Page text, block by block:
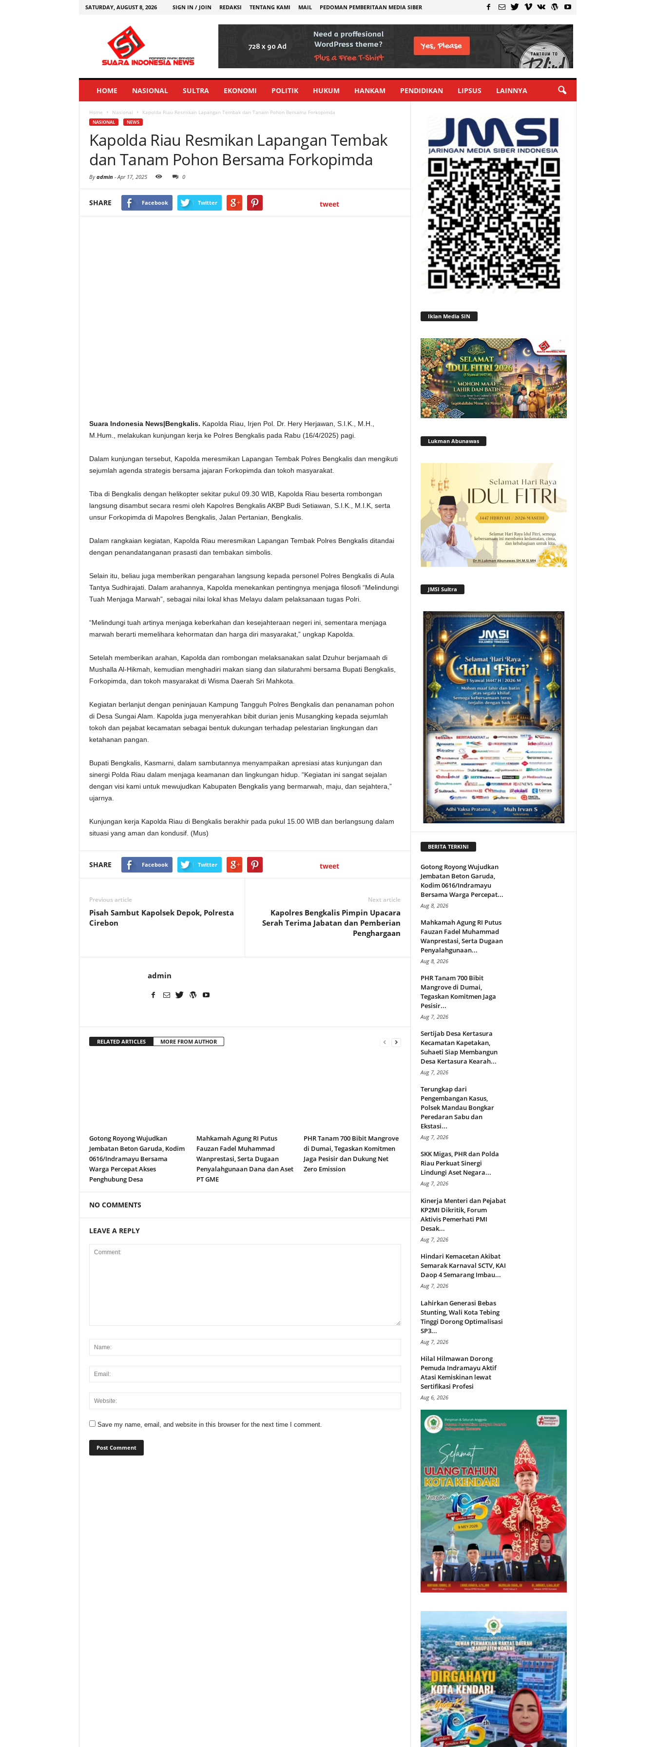
SATURDAY, AUGUST 8, 2026 SIGN IN / JOIN REDAKSI TENTANG KAMI MAIL PEDOMAN PEMBERITAAN MEDIA SIBER
HOME NASIONAL SULTRA EKONOMI POLITIK HUKUM HANKAM PENDIDIKAN LIPSUS LAINNYA
Home Nasional Kapolda Riau Resmikan Lapangan Tembak dan Tanam Pohon Bersama Forkopimda
NASIONAL NEWS
Kapolda Riau Resmikan Lapangan Tembak
dan Tanam Pohon Bersama Forkopimda
Byadmin - Apr 17, 2025 0
SHARE Facebook Twitter tweet
Suara Indonesia News|Bengkalis. Kapolda Riau, Irjen Pol. Dr. Hery Herjawan, S.I.K., M.H.,
M.Hum., melakukan kunjungan kerja ke Polres Bengkalis pada Rabu (16/4/2025) pagi.
Dalam kunjungan tersebut, Kapolda meresmikan Lapangan Tembak Polres Bengkalis dan mengikuti
sejumlah agenda strategis bersama jajaran Forkopimda dan tokoh masyarakat.
Tiba di Bengkalis dengan helikopter sekitar pukul 09.30 WIB, Kapolda Riau beserta rombongan
langsung disambut secara resmi oleh Kapolres Bengkalis AKBP Budi Setiawan, S.I.K., M.I.K, serta
unsur Forkopimda di Mapolres Bengkalis, Jalan Pertanian, Bengkalis.
Dalam rangkaian kegiatan, Kapolda Riau meresmikan Lapangan Tembak Polres Bengkalis ditandai
dengan penandatanganan prasasti dan tembakan simbolis.
Selain itu, beliau juga memberikan pengarahan langsung kepada personel Polres Bengkalis di Aula
Tantya Sudhirajati. Dalam arahannya, Kapolda menekankan pentingnya menjaga filosofi “Melindungi
Tuah Menjaga Marwah”, sebagai nilai lokal khas Melayu dalam pelaksanaan tugas Polri.
“Melindungi tuah artinya menjaga keberkahan dan kesejahteraan negeri ini, sementara menjaga
marwah berarti memelihara kehormatan dan harga diri masyarakat,” ungkap Kapolda.
Setelah memberikan arahan, Kapolda dan rombongan melaksanakan salat Dzuhur berjamaah di
Mushalla Al-Hikmah, kemudian menghadiri makan siang dan silaturahmi bersama Bupati Bengkalis,
Forkopimda, dan tokoh masyarakat di Wisma Daerah Sri Mahkota.
Kegiatan berlanjut dengan peninjauan Kampung Tangguh Polres Bengkalis dan penanaman pohon
di Desa Sungai Alam. Kapolda juga menyerahkan bibit durian jenis Musangking kepada sejumlah
tokoh dan pejabat kecamatan sebagai bentuk dukungan terhadap pelestarian lingkungan dan
ketahanan pangan.
Bupati Bengkalis, Kasmarni, dalam sambutannya menyampaikan apresiasi atas kunjungan dan
sinergi Polda Riau dalam menjaga keamanan dan lingkungan hidup. “Kegiatan ini sangat sejalan
dengan visi kami untuk mewujudkan Kabupaten Bengkalis yang bermarwah, maju, dan sejahtera,”
ujarnya.
Kunjungan kerja Kapolda Riau di Bengkalis berakhir pada pukul 15.00 WIB dan berlangsung dalam
situasi yang aman dan kondusif. (Mus)
SHARE Facebook Twitter tweet
Previous article
Pisah Sambut Kapolsek Depok, Polresta
Cirebon
Next article
Kapolres Bengkalis Pimpin Upacara
Serah Terima Jabatan dan Pemberian
Penghargaan
admin
RELATED ARTICLES MORE FROM AUTHOR
Gotong Royong Wujudkan
Jembatan Beton Garuda, Kodim
0616/Indramayu Bersama
Warga Percepat Akses
Penghubung Desa
Mahkamah Agung RI Putus
Fauzan Fadel Muhammad
Wanprestasi, Serta Dugaan
Penyalahgunaan Dana dan Aset
PT GME
PHR Tanam 700 Bibit Mangrove
di Dumai, Tegaskan Komitmen
Jaga Pesisir dan Dukung Net
Zero Emission
NO COMMENTS
LEAVE A REPLY
Save my name, email, and website in this browser for the next time I comment.
Iklan Media SIN
Lukman Abunawas
JMSI Sultra
BERITA TERKINI
Gotong Royong Wujudkan
Jembatan Beton Garuda,
Kodim 0616/Indramayu
Bersama Warga Percepat...
Aug 8, 2026
Mahkamah Agung RI Putus
Fauzan Fadel Muhammad
Wanprestasi, Serta Dugaan
Penyalahgunaan...
Aug 8, 2026
PHR Tanam 700 Bibit
Mangrove di Dumai,
Tegaskan Komitmen Jaga
Pesisir...
Aug 7, 2026
Sertijab Desa Kertasura
Kecamatan Kapetakan,
Suhaeti Siap Membangun
Desa Kertasura Kearah...
Aug 7, 2026
Terungkap dari
Pengembangan Kasus,
Polsek Mandau Bongkar
Peredaran Sabu dan
Ekstasi...
Aug 7, 2026
SKK Migas, PHR dan Polda
Riau Perkuat Sinergi
Lindungi Aset Negara...
Aug 7, 2026
Kinerja Menteri dan Pejabat
KP2MI Dikritik, Forum
Aktivis Pemerhati PMI
Desak...
Aug 7, 2026
Hindari Kemacetan Akibat
Semarak Karnaval SCTV, KAI
Daop 4 Semarang Imbau...
Aug 7, 2026
Lahirkan Generasi Bebas
Stunting, Wali Kota Tebing
Tinggi Dorong Optimalisasi
SP3...
Aug 7, 2026
Hilal Hilmawan Dorong
Pemuda Indramayu Aktif
Atasi Kemiskinan lewat
Sertifikasi Profesi
Aug 6, 2026